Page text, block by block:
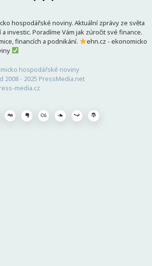
hospodářské noviny. Aktuální zprávy ze světa
investic. Poradíme Vám jak zúročit své finance.
financích a podnikání.
ehn.cz - ekonomicko
hospodářské noviny
2008 - 2025 PressMedia.net
media.cz